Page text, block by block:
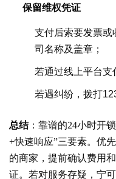
保留维权凭证
支付后索要发票或
司名称及盖章；
若通过线上平台支
若遇纠纷，拨打
总结：靠谱的24小时开
+快速响应”三要素。优
的商家，提前确认费用
证。若对服务存疑，宁